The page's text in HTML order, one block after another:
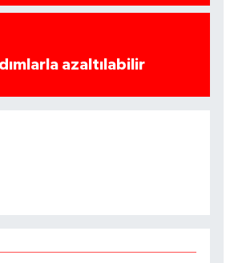
azaltılabilir